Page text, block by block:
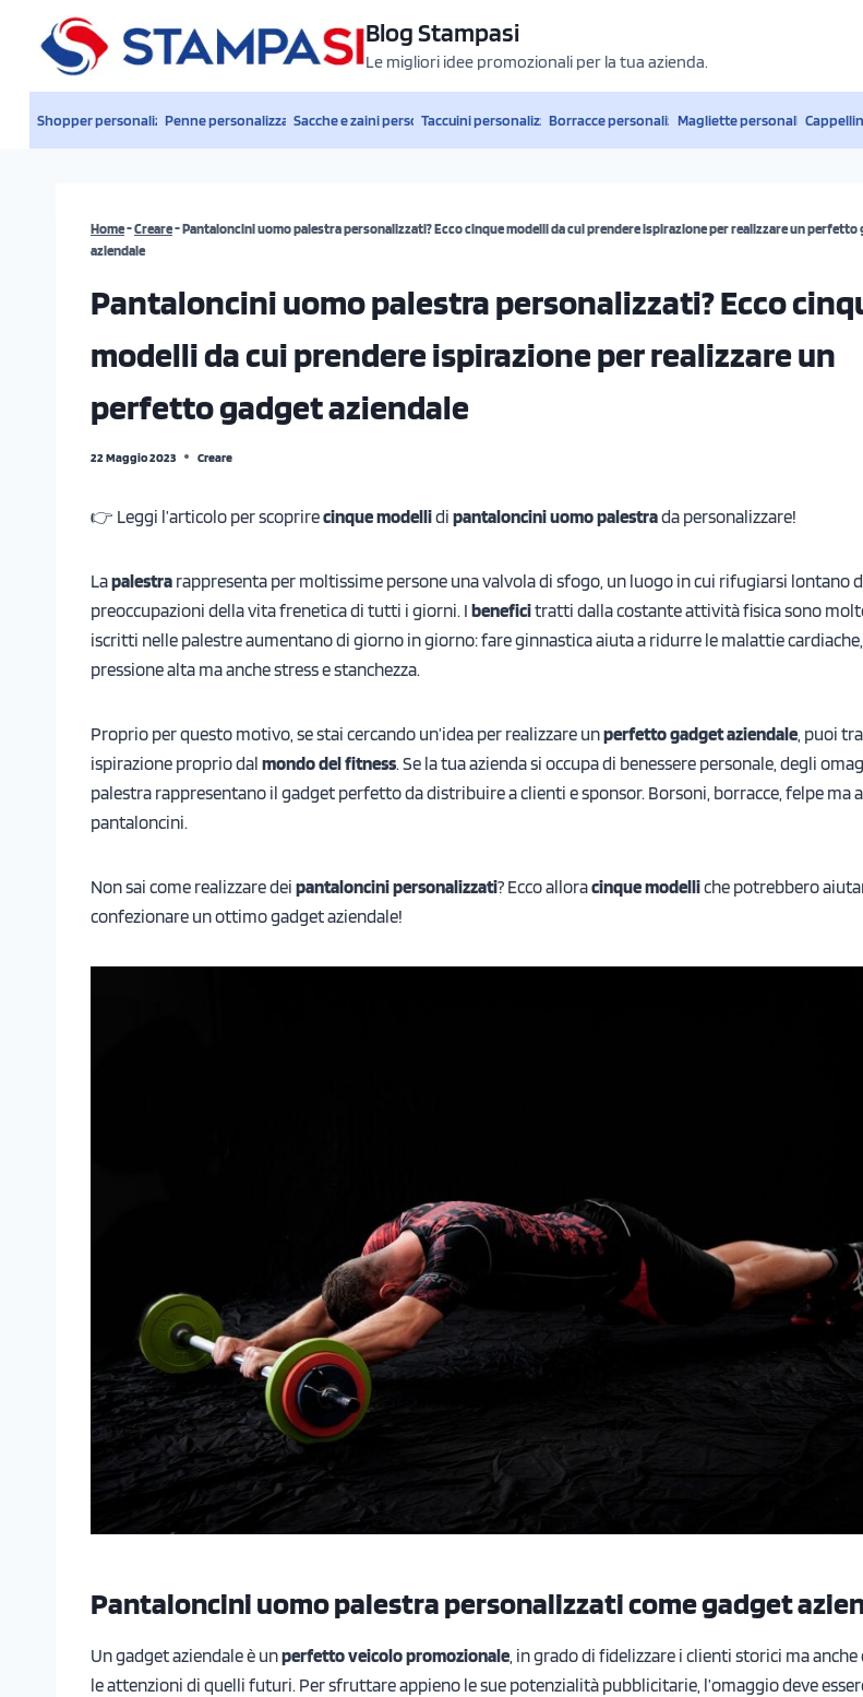
contenuto
Blog Stampasi
Le migliori idee promozionali per la tua azienda.
Shopper personalizzatePenne personalizzateSacche e zaini personalizzatiTaccuini personalizzatiBorracce personalizzateMagliette personalizzate
Home-Creare-Pantaloncini uomo palestra personalizzati? Ecco cinque modelli da cui prendere ispirazione per realizzare un perfetto
aziendale
Pantaloncini uomo palestra personalizzati? Ecco
modelli da cui prendere ispirazione per realizzare un
perfetto gadget aziendale
22 Maggio 2023 Creare
👉 Leggi l’articolo per scoprirecinque modellidi pantaloncini uomo palestrada personalizzare!
Lapalestra rappresenta per moltissime persone una valvola di sfogo, un luogo in cui rifugiarsi lontano
preoccupazioni della vita frenetica di tutti i giorni. I beneficitratti dalla costante attività fisica sono
iscritti nelle palestre aumentano di giorno in giorno: fare ginnastica aiuta a ridurre le malattie
pressione alta ma anche stress e stanchezza.
Proprio per questo motivo, se stai cercando un’idea per realizzare unperfetto gadget aziendale , puoi
ispirazione proprio dal mondo del fitness. Se la tua azienda si occupa di benessere personale, degli
palestra rappresentano il gadget perfetto da distribuire a clienti e sponsor. Borsoni, borracce, felpe ma
pantaloncini.
Non sai come realizzare dei pantaloncini personalizzati? Ecco alloracinque modelliche potrebbero
confezionare un ottimo gadget aziendale!
Pantaloncini uomo palestra personalizzati come gadget
Un gadget aziendale è unperfetto veicolo promozionale , in grado di fidelizzare i clienti storici ma
le attenzioni di quelli futuri. Per sfruttare appieno le sue potenzialità pubblicitarie, l’omaggio deve